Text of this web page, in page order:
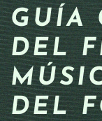
GUÍA
DEL
DEL